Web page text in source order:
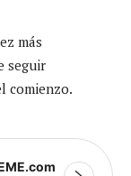
más
seguir
comienzo.